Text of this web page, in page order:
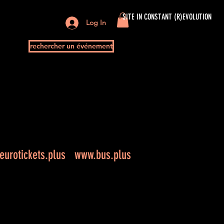
SITE IN CONSTANT (R)EVOLUTION
Log In
rechercher un événement
www.bus.plus